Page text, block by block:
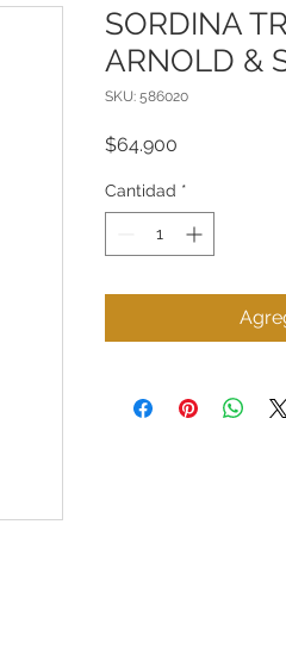
SORDINA
ARNOLD &
SKU: 586020
$64.900
Cantidad *